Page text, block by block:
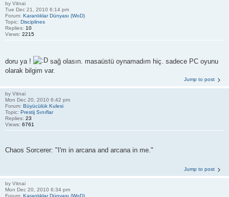
by Vitnai
Tue Dec 21, 2010 6:14 pm
Forum: Karanlıklar Dünyası (WoD)
Topic: Disciplines
Replies: 10
Views: 2215
doru ya !
sağ olasın. masaüstü oynamadım hiç. sadece PC oyunu
olarak bilgim var.
Jump to post
by Vitnai
Mon Dec 20, 2010 6:42 pm
Forum: Büyücülük Kulesi
Topic: Prestij Sınıflar
Replies: 23
Views: 6761
Chaos Sorcerer: "I'm in arcana and arcana in me."
Jump to post
by Vitnai
Mon Dec 20, 2010 6:34 pm
Forum: Karanlıklar Dünyası (WoD)